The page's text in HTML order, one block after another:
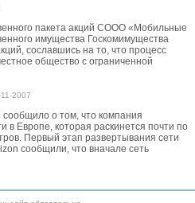
пакета акций СООО «Мобильные
имущества Госкомимущества
сославшись на то, что процесс
общество с ограниченной
2007
сообщило о том, что компания
в Европе, которая раскинется почти по
Первый этап развертывания сети
сообщили, что вначале сеть